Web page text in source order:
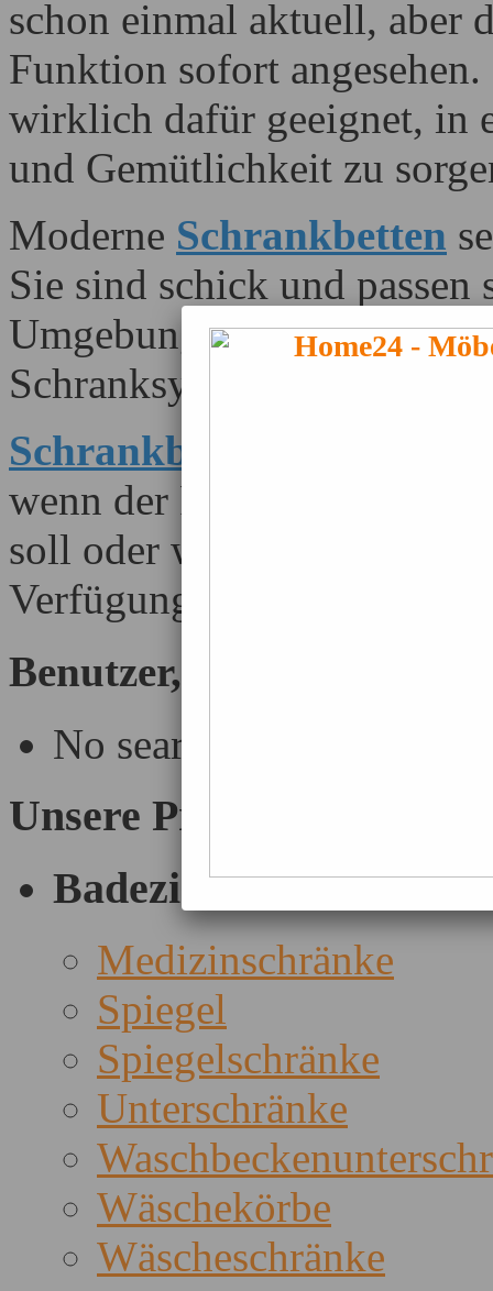
schon einmal aktuell, aber
Funktion sofort
wirklich dafür geeignet, in
und Gemütlichkeit zu
Moderne Schrankbetten
Sie sind schick und
Umgebung an. Oft sind
Schranksysteme.
Schrankbetten
wenn der Raum für
soll oder wenn kein Platz
Verfügung steht.
Benutzer, die diese Seite
No search results for
Unsere Produkte
Badezimmer
Medizinschränke
Spiegel
Spiegelschränke
Unterschränke
Wäschekörbe
Wäscheschränke